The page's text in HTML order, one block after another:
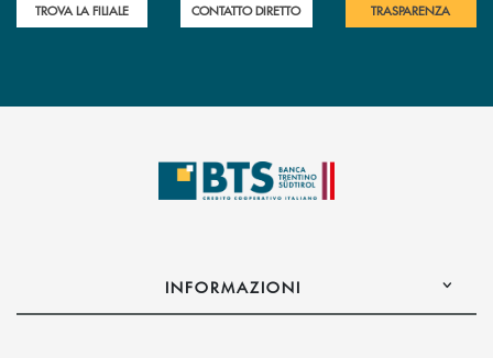
TROVA LA FILIALE CONTATTO DIRETTO TRASPARENZA
INFORMAZIONI